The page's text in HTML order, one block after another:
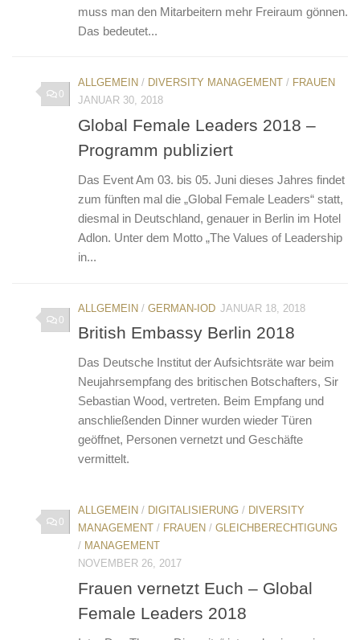
muss man den Mitarbeitern mehr Freiraum gönnen.
Das bedeutet...
0
ALLGEMEIN / DIVERSITY MANAGEMENT / FRAUEN
JANUAR 30, 2018
Global Female Leaders 2018 –
Programm publiziert
Das Event Am 03. bis 05. Juni dieses Jahres findet
zum fünften mal die „Global Female Leaders“ statt,
diesmal in Deutschland, genauer in Berlin im Hotel
Adlon. Unter dem Motto „The Values of Leadership
in...
0
ALLGEMEIN / GERMAN-IOD JANUAR 18, 2018
British Embassy Berlin 2018
Das Deutsche Institut der Aufsichtsräte war beim
Neujahrsempfang des britischen Botschafters, Sir
Sebastian Wood, vertreten. Beim Empfang und
anschließenden Dinner wurden wieder Türen
geöffnet, Personen vernetzt und Geschäfte
vermittelt.
0
ALLGEMEIN / DIGITALISIERUNG / DIVERSITY
MANAGEMENT / FRAUEN / GLEICHBERECHTIGUNG
/ MANAGEMENT
NOVEMBER 26, 2017
Frauen vernetzt Euch – Global
Female Leaders 2018